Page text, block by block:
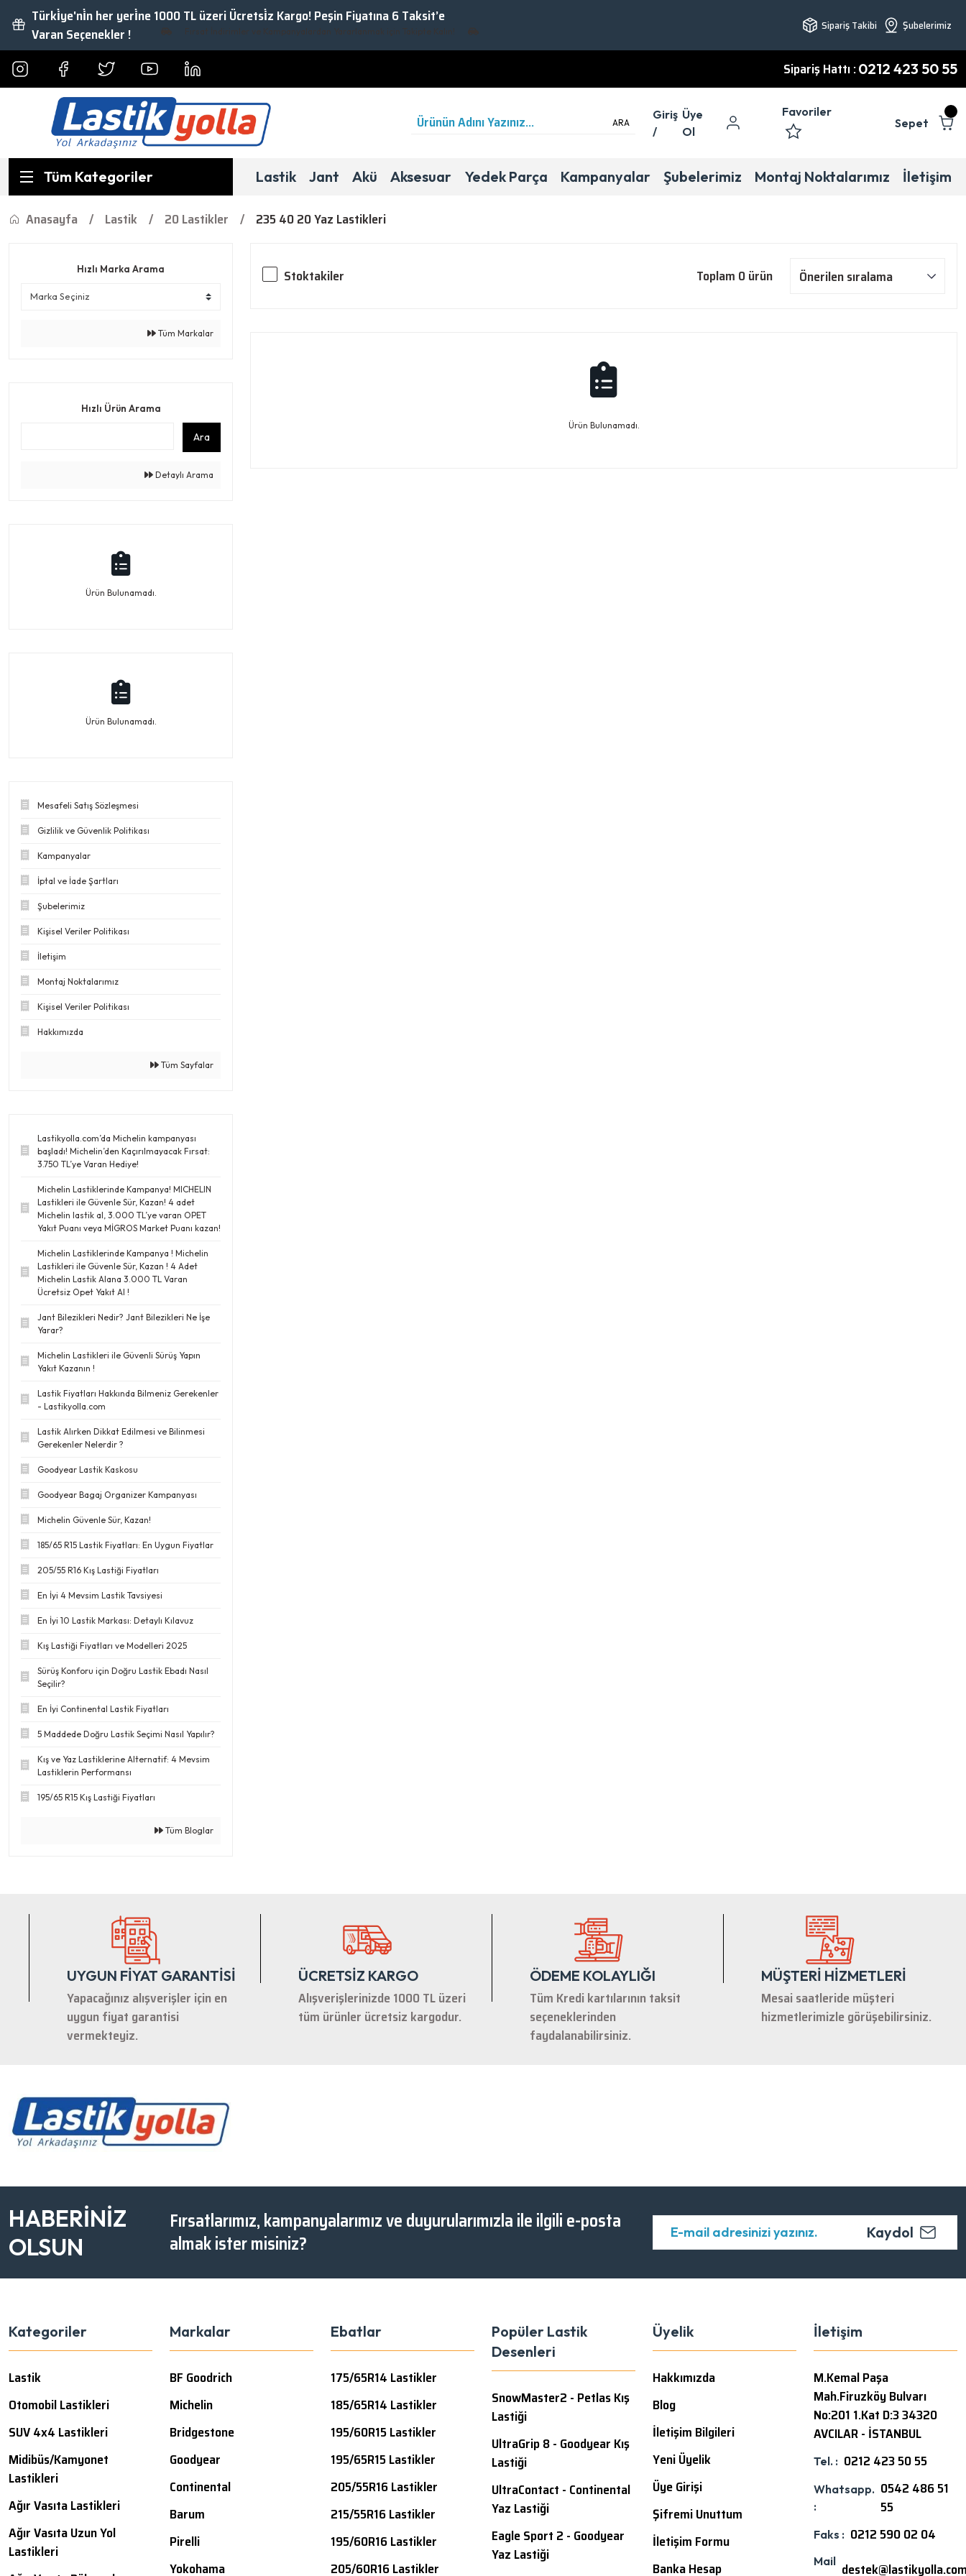
Türki̇ye'ni̇n her yeri̇ne 1000 TL üzeri Ücretsi̇z Kargo! Peşin Fiyatına 6 Taksit’e
Varan Seçenekler !
Sipariş Takibi Şubelerimiz
Sipariş Hattı :0212 423 50 55
ARA
Giriş
/
Üye
Ol
Favoriler
Sepet
Tüm Kategoriler Lastik Jant Akü Aksesuar Yedek Parça Kampanyalar Şubelerimiz Montaj Noktalarımız İletişim
Anasayfa Lastik 20 Lastikler 235 40 20 Yaz Lastikleri
Hızlı Marka Arama
Tüm Markalar
Hızlı Ürün Arama
Ara
Detaylı Arama
Ürün Bulunamadı.
Ürün Bulunamadı.
Mesafeli Satış Sözleşmesi
Gizlilik ve Güvenlik Politikası
Kampanyalar
İptal ve İade Şartları
Şubelerimiz
Kişisel Veriler Politikası
İletişim
Montaj Noktalarımız
Kişisel Veriler Politikası
Hakkımızda
Tüm Sayfalar
Lastikyolla.com’da Michelin kampanyası
başladı! Michelin’den Kaçırılmayacak Fırsat:
3.750 TL’ye Varan Hediye!
Michelin Lastiklerinde Kampanya! MICHELIN
Lastikleri ile Güvenle Sür, Kazan! 4 adet
Michelin lastik al, 3.000 TL’ye varan OPET
Yakıt Puanı veya MİGROS Market Puanı kazan!
Michelin Lastiklerinde Kampanya ! Michelin
Lastikleri ile Güvenle Sür, Kazan ! 4 Adet
Michelin Lastik Alana 3.000 TL Varan
Ücretsiz Opet Yakıt Al !
Jant Bilezikleri Nedir? Jant Bilezikleri Ne İşe
Yarar?
Michelin Lastikleri ile Güvenli Sürüş Yapın
Yakıt Kazanın !
Lastik Fiyatları Hakkında Bilmeniz Gerekenler
- Lastikyolla.com
Lastik Alırken Dikkat Edilmesi ve Bilinmesi
Gerekenler Nelerdir ?
Goodyear Lastik Kaskosu
Goodyear Bagaj Organizer Kampanyası
Michelin Güvenle Sür, Kazan!
185/65 R15 Lastik Fiyatları: En Uygun Fiyatlar
205/55 R16 Kış Lastiği Fiyatları
En İyi 4 Mevsim Lastik Tavsiyesi
En İyi 10 Lastik Markası: Detaylı Kılavuz
Kış Lastiği Fiyatları ve Modelleri 2025
Sürüş Konforu için Doğru Lastik Ebadı Nasıl
Seçilir?
En İyi Continental Lastik Fiyatları
5 Maddede Doğru Lastik Seçimi Nasıl Yapılır?
Kış ve Yaz Lastiklerine Alternatif: 4 Mevsim
Lastiklerin Performansı
195/65 R15 Kış Lastiği Fiyatları
Tüm Bloglar
Stoktakiler Toplam 0 ürün
Ürün Bulunamadı.
UYGUN FİYAT GARANTİSİ
Yapacağınız alışverişler için en
uygun fiyat garantisi
vermekteyiz.
ÜCRETSİZ KARGO
Alışverişlerinizde 1000 TL üzeri
tüm ürünler ücretsiz kargodur.
ÖDEME KOLAYLIĞI
Tüm Kredi kartılarının taksit
seçeneklerinden
faydalanabilirsiniz.
MÜŞTERİ HİZMETLERİ
Mesai saatleride müşteri
hizmetlerimizle görüşebilirsiniz.
HABERİNİZ
OLSUN
Fırsatlarımız, kampanyalarımız ve duyurularımızla ile ilgili e-posta
almak ister misiniz?
Kaydol
Kategoriler
Lastik
Otomobil Lastikleri
SUV 4x4 Lastikleri
Midibüs/Kamyonet
Lastikleri
Ağır Vasıta Lastikleri
Ağır Vasıta Uzun Yol
Lastikleri
Markalar
BF Goodrich
Michelin
Bridgestone
Goodyear
Continental
Barum
Pirelli
Yokohama
Ebatlar
175/65R14 Lastikler
185/65R14 Lastikler
195/60R15 Lastikler
195/65R15 Lastikler
205/55R16 Lastikler
215/55R16 Lastikler
195/60R16 Lastikler
205/60R16 Lastikler
Popüler Lastik
Desenleri
SnowMaster2 - Petlas Kış
Lastiği
UltraGrip 8 - Goodyear Kış
Lastiği
UltraContact - Continental
Yaz Lastiği
Eagle Sport 2 - Goodyear
Yaz Lastiği
Üyelik
Hakkımızda
Blog
İletişim Bilgileri
Yeni Üyelik
Üye Girişi
Şifremi Unuttum
İletişim Formu
Banka Hesap
İletişim
M.Kemal Paşa
Mah.Firuzköy Bulvarı
No:201 1.Kat D:3 34320
AVCILAR - İSTANBUL
Tel. : 0212 423 50 55
Whatsapp.
:
0542 486 51
55
Faks : 0212 590 02 04
Mail